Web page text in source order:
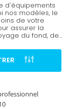
d'équipements
nos modèles, le
de votre
assurer la
du fond, des
pour
pour une eau